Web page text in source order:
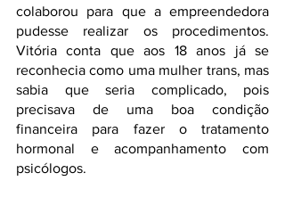
colaborou para que a empreendedora
pudesse realizar os procedimentos.
Vitória conta que aos 18 anos já se
reconhecia como uma mulher trans, mas
sabia que seria complicado, pois
precisava de uma boa condição
financeira para fazer o tratamento
hormonal e acompanhamento com
psicólogos.